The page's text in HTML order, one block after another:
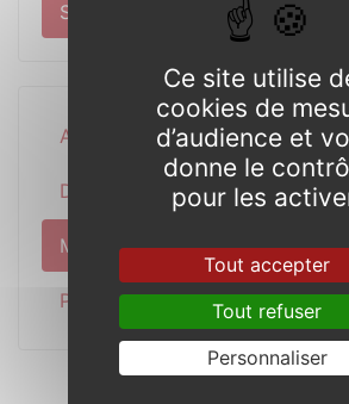
Séances du conseil
Actualité
Découverte
Municipalité
Pratique
Ce site utilise
cookies de
d’audience et
donne le
pour les
Tout accepter
Tout refuser
Personnaliser